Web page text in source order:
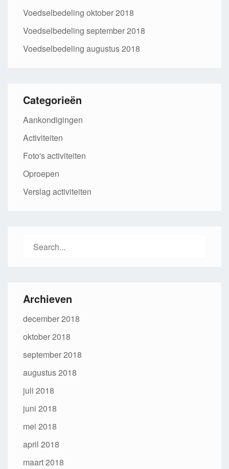
Voedselbedeling oktober 2018
Voedselbedeling september 2018
Voedselbedeling augustus 2018
Categorieën
Aankondigingen
Activiteiten
Foto's activiteiten
Oproepen
Verslag activiteiten
Search
Archieven
december 2018
oktober 2018
september 2018
augustus 2018
juli 2018
juni 2018
mei 2018
april 2018
maart 2018